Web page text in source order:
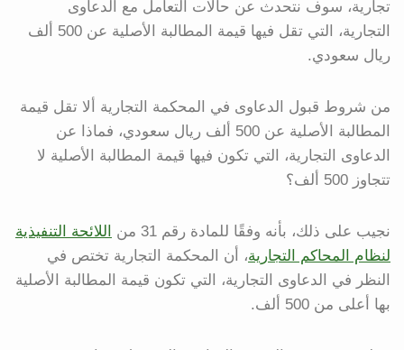
تجارية، سوف نتحدث عن حالات التعامل مع الدعاوى
التجارية، التي تقل فيها قيمة المطالبة الأصلية عن 500 ألف
ريال سعودي.
من شروط قبول الدعاوى في المحكمة التجارية ألا تقل قيمة
المطالبة الأصلية عن 500 ألف ريال سعودي، فماذا عن
الدعاوى التجارية، التي تكون فيها قيمة المطالبة الأصلية لا
تتجاوز 500 ألف؟
نجيب على ذلك، بأنه وفقًا للمادة رقم 31 من
اللائحة التنفيذية
لنظام المحاكم التجارية، أن المحكمة التجارية تختص في
النظر في الدعاوى التجارية، التي تكون قيمة المطالبة الأصلية
بها أعلى من 500 ألف.